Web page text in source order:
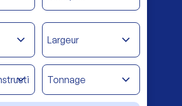
Largeur